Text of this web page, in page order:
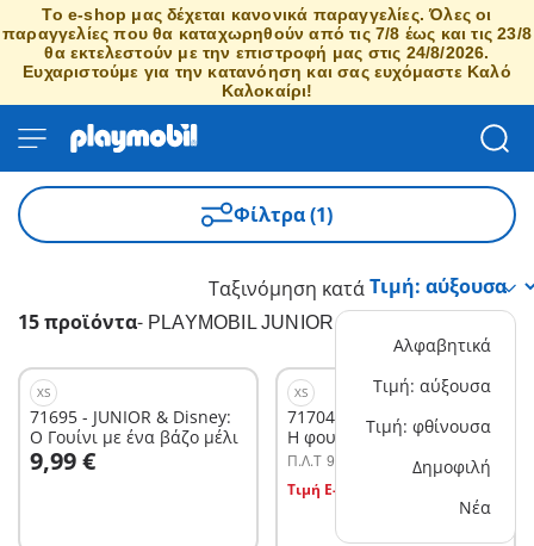
Το e-shop μας δέχεται κανονικά παραγγελίες. Όλες οι
παραγγελίες που θα καταχωρηθούν από τις 7/8 έως και τις 23/8
θα εκτελεστούν με την επιστροφή μας στις 24/8/2026.
Ευχαριστούμε για την κατανόηση και σας ευχόμαστε Καλό
Καλοκαίρι!
Φίλτρα (1)
15 προϊόντα- PLAYMOBIL JUNIOR & Disney
Ταξινόμηση κατά
Αλφαβητικά
Τιμή: αύξουσα
Τιμή: φθίνουσα
Δημοφιλή
Νέα
XS
71695 - JUNIOR & Disney:
Ο Γουίνι με ένα βάζο μέλι
9,99 €
Στο καλάθι
XS
71704 - JUNIOR & Disney:
Η φουσκωτή βαρκούλα
του Τίγρη
Π.Λ.T 9,99 €
Τιμή E-shop